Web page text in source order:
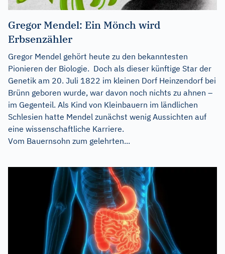
Gregor Mendel: Ein Mönch wird
Erbsenzähler
Gregor Mendel gehört heute zu den bekanntesten
Pionieren der Biologie. Doch als dieser künftige Star der
Genetik am 20. Juli 1822 im kleinen Dorf Heinzendorf bei
Brünn geboren wurde, war davon noch nichts zu ahnen –
im Gegenteil. Als Kind von Kleinbauern im ländlichen
Schlesien hatte Mendel zunächst wenig Aussichten auf
eine wissenschaftliche Karriere.
Vom Bauernsohn zum gelehrten...